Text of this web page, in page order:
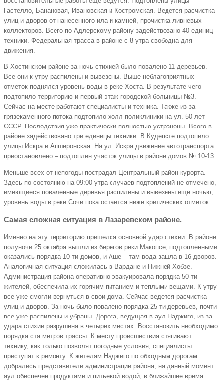
Гастелло, Банановая, Ивановская и Костромская. Ведется расчистка
улиц и дворов от нанесенного ила и камней, прочистка ливневых
коллекторов. Всего по Адлерскому району задействовано 40 единиц
техники. Федеральная трасса в районе с 8 утра свободна для
движения.
В Хостинском районе за ночь стихией было повалено 11 деревьев.
Все они к утру распилены и вывезены. Выше неблагоприятных
отметок поднялся уровень воды в реке Хоста. В результате чего
подтопило территорию и первый этаж городской больницы №3.
Сейчас на месте работают специалисты и техника. Также из-за
грязекаменного потока подтопило холл поликлиники на ул. 50 лет
СССР. Последствия уже практически полностью устранены. Всего в
районе задействовано три единицы техники. В Кудепсте подтопило
улицы Искра и Апшеронская. На ул. Искра движение автотранспорта
приостановлено – подтоплен участок улицы в районе домов № 10-13.
Меньше всех от непогоды пострадал Центральный район курорта.
Здесь по состоянию на 09:00 утра случаев подтоплений не отмечено,
имеющиеся поваленные деревья распилены и вывезены еще ночью,
уровень воды в реке Сочи пока остается ниже критических отметок.
Самая сложная ситуация в Лазаревском районе.
Именно на эту территорию пришелся основной удар стихии. В районе
полуночи 25 октября вышли из берегов реки Макопсе, подтопленными
оказались порядка 10-ти домов, и Аше – там вода зашла в 16 дворов.
Аналогичная ситуация сложилась в Вардане и Нижней Хобзе.
Администрация района оперативно эвакуировала порядка 50-ти
жителей, обеспечила их горячим питанием и теплыми вещами. К утру
все уже смогли вернуться в свои дома. Сейчас ведется расчистка
улиц и дворов. За ночь было повалено порядка 25-ти деревьев, почти
все уже распилены и убраны. Дорога, ведущая в аул Наджиго, из-за
удара стихии разрушена в четырех местах. Восстановить необходимо
порядка ста метров трассы. К месту происшествия стягивают
технику, как только позволят погодные условия, специалисты
приступят к ремонту. К жителям Наджиго по обходным дорогам
добрались представители администрации района, на данный момент
аул обеспечен продуктами и питьевой водой, в ближайшее время